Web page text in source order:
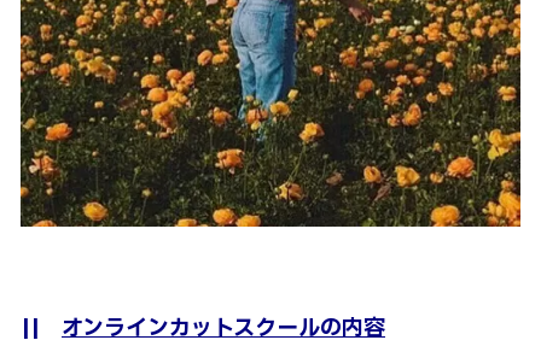
|| オンラインカットスクールの内容